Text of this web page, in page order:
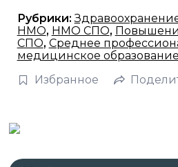
Рубрики:
НМО, НМО СПО,
СПО, Среднее
медицинское образование
Избранное